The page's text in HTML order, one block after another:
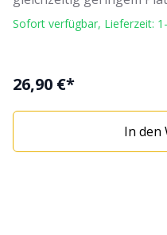
Sofort verfügbar, Lieferzeit:
26,90 €*
In den